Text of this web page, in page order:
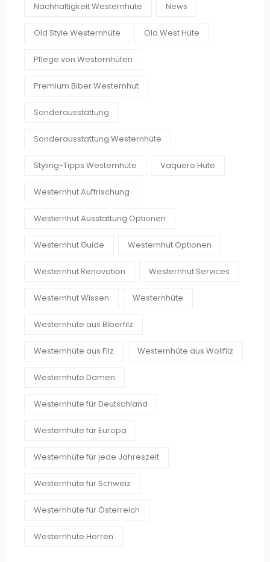
Nachhaltigkeit Westernhüte News
Old Style Westernhüte Old West Hüte
Pflege von Westernhüten
Premium Biber Westernhut
Sonderausstattung
Sonderausstattung Westernhüte
Styling-Tipps Westernhüte Vaquero Hüte
Westernhut Auffrischung
Westernhut Ausstattung Optionen
Westernhut Guide Westernhut Optionen
Westernhut Renovation Westernhut Services
Westernhut Wissen Westernhüte
Westernhüte aus Biberfilz
Westernhüte aus Filz Westernhüte aus Wollfilz
Westernhüte Damen
Westernhüte für Deutschland
Westernhüte für Europa
Westernhüte für jede Jahreszeit
Westernhüte für Schweiz
Westernhüte für Österreich
Westernhüte Herren